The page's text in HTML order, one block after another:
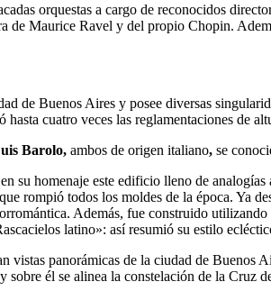
orquestas a cargo de reconocidos
Maurice Ravel y del propio Chopin.
de Buenos Aires y posee diversas
cuatro veces las reglamentaciones de
Barolo, ambos de origen italiano, se
homenaje este edificio lleno de
rompió todos los moldes de la época. Ya
Además, fue construido
latino»: así resumió su estilo
panorámicas de la ciudad de Buenos
él se alinea la constelación de la Cruz